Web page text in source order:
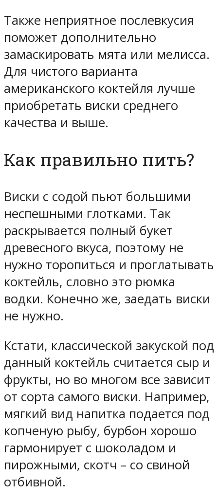
Также неприятное послевкусия
поможет дополнительно
замаскировать мята или мелисса.
Для чистого варианта
американского коктейля лучше
приобретать виски среднего
качества и выше.
Как правильно пить?
Виски с содой пьют большими
неспешными глотками. Так
раскрывается полный букет
древесного вкуса, поэтому не
нужно торопиться и проглатывать
коктейль, словно это рюмка
водки. Конечно же, заедать виски
не нужно.
Кстати, классической закуской под
данный коктейль считается сыр и
фрукты, но во многом все зависит
от сорта самого виски. Например,
мягкий вид напитка подается под
копченую рыбу, бурбон хорошо
гармонирует с шоколадом и
пирожными, скотч – со свиной
отбивной.